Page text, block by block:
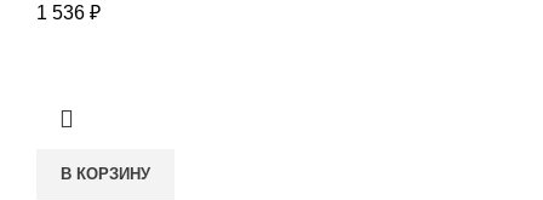
1 536 ₽
В КОРЗИНУ